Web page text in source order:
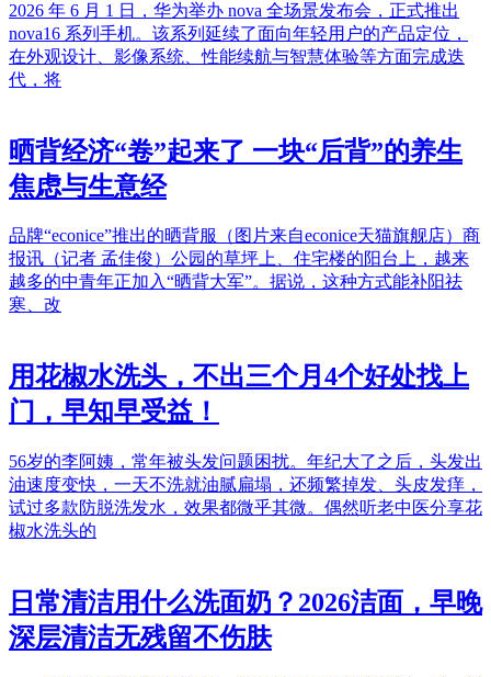
2026 年 6 月 1 日，华为举办 nova 全场景发布会，正式推出
nova16 系列手机。该系列延续了面向年轻用户的产品定位，
在外观设计、影像系统、性能续航与智慧体验等方面完成迭
代，将
晒背经济“卷”起来了 一块“后背”的养生
焦虑与生意经
品牌“econice”推出的晒背服（图片来自econice天猫旗舰店）商
报讯（记者 孟佳俊）公园的草坪上、住宅楼的阳台上，越来
越多的中青年正加入“晒背大军”。据说，这种方式能补阳祛
寒、改
用花椒水洗头，不出三个月4个好处找上
门，早知早受益！
56岁的李阿姨，常年被头发问题困扰。年纪大了之后，头发出
油速度变快，一天不洗就油腻扁塌，还频繁掉发、头皮发痒，
试过多款防脱洗发水，效果都微乎其微。偶然听老中医分享花
椒水洗头的
日常清洁用什么洗面奶？2026洁面，早晚
深层清洁无残留不伤肤